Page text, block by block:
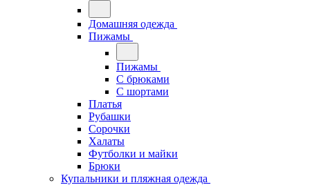
Домашняя одежда
Пижамы
Пижамы
С брюками
С шортами
Платья
Рубашки
Сорочки
Халаты
Футболки и майки
Брюки
Купальники и пляжная одежда